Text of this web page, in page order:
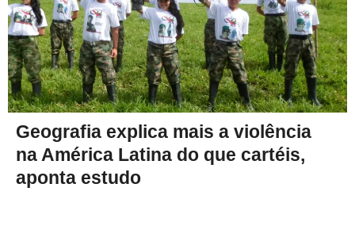
Geografia explica mais a violência
na América Latina do que cartéis,
aponta estudo